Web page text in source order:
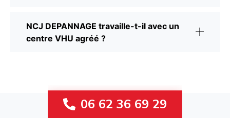
NCJ DEPANNAGE travaille-t-il avec un
centre VHU agréé ?
06 62 36 69 29